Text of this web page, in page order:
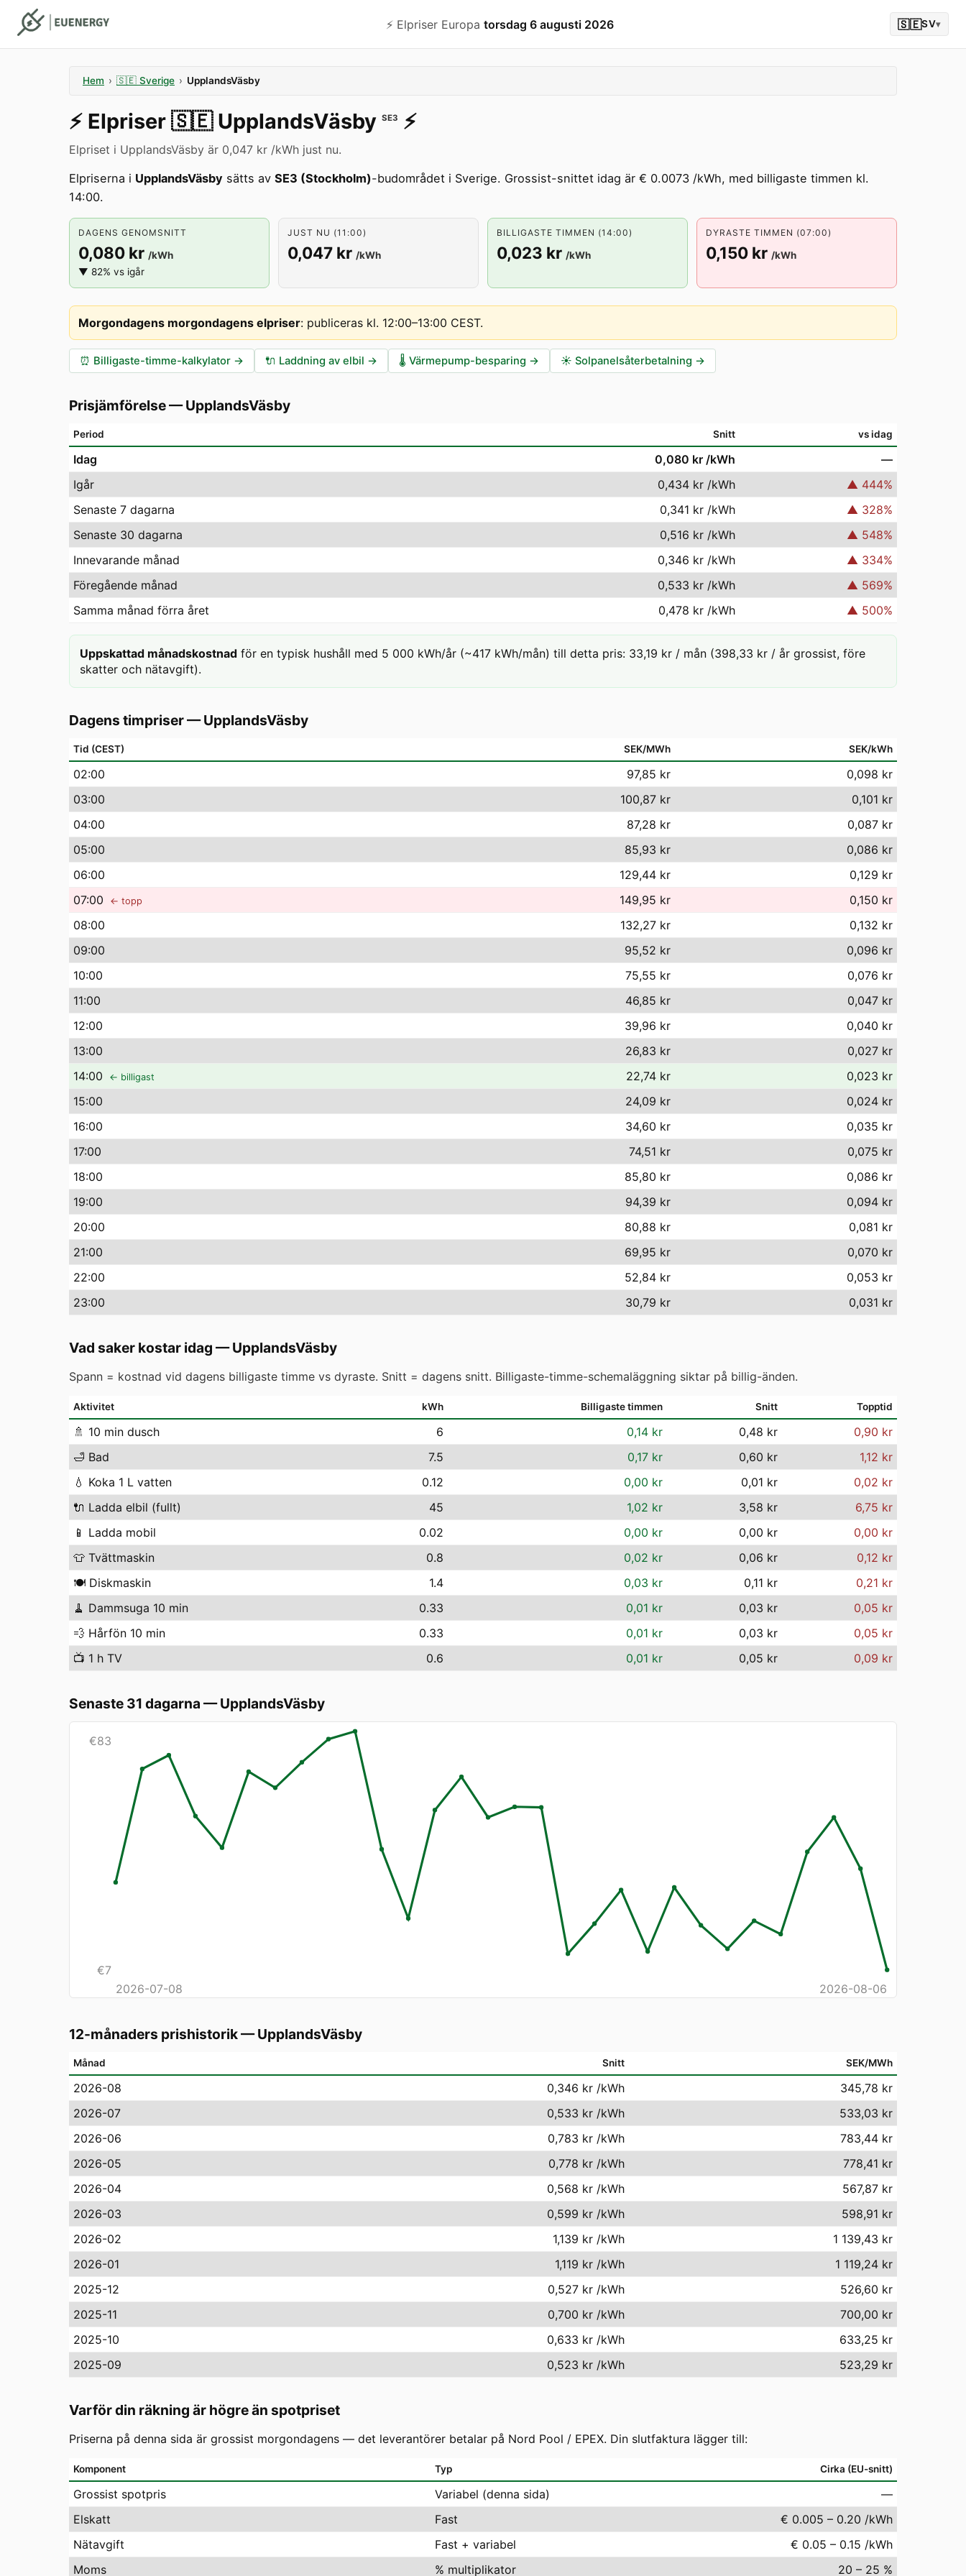
⚡️ Elpriser Europa torsdag 6 augusti 2026 🇸🇪SV▾
Hem › 🇸🇪 Sverige › UpplandsVäsby
⚡️ Elpriser 🇸🇪 UpplandsVäsby SE3 ⚡️
Elpriset i UpplandsVäsby är 0,047 kr /kWh just nu.
Elpriserna i UpplandsVäsby sätts av SE3 (Stockholm)-budområdet i Sverige. Grossist-snittet idag är € 0.0073 /kWh, med billigaste timmen kl.
14:00.
DAGENS GENOMSNITT
0,080 kr /kWh
▼ 82% vs igår
JUST NU (11:00)
0,047 kr /kWh
BILLIGASTE TIMMEN (14:00)
0,023 kr /kWh
DYRASTE TIMMEN (07:00)
0,150 kr /kWh
Morgondagens morgondagens elpriser: publiceras kl. 12:00–13:00 CEST.
⏰ Billigaste-timme-kalkylator → 🔌 Laddning av elbil → 🌡️ Värmepump-besparing → ☀️ Solpanelsåterbetalning →
Prisjämförelse—UpplandsVäsby
Period Snitt vs idag
Idag 0,080 kr /kWh
—
Igår
0,434 kr /kWh ▲ 444%
Senaste 7 dagarna
0,341 kr /kWh ▲ 328%
Senaste 30 dagarna
0,516 kr /kWh ▲ 548%
Innevarande månad
0,346 kr /kWh ▲ 334%
Föregående månad
0,533 kr /kWh ▲ 569%
Samma månad förra året
0,478 kr /kWh ▲ 500%
Uppskattad månadskostnad för en typisk hushåll med 5 000 kWh/år (~417 kWh/mån) till detta pris: 33,19 kr / mån (398,33 kr / år grossist, före
skatter och nätavgift).
Dagens timpriser—UpplandsVäsby
Tid (CEST) SEK/MWh SEK/kWh
02:00 97,85 kr
0,098 kr
03:00 100,87 kr
0,101 kr
04:00 87,28 kr
0,087 kr
05:00 85,93 kr
0,086 kr
06:00 129,44 kr
0,129 kr
07:00 ← topp 149,95 kr
0,150 kr
08:00 132,27 kr
0,132 kr
09:00 95,52 kr
0,096 kr
10:00 75,55 kr
0,076 kr
11:00 46,85 kr
0,047 kr
12:00 39,96 kr
0,040 kr
13:00 26,83 kr
0,027 kr
14:00 ← billigast 22,74 kr
0,023 kr
15:00 24,09 kr
0,024 kr
16:00 34,60 kr
0,035 kr
17:00 74,51 kr
0,075 kr
18:00 85,80 kr
0,086 kr
19:00 94,39 kr
0,094 kr
20:00 80,88 kr
0,081 kr
21:00 69,95 kr
0,070 kr
22:00 52,84 kr
0,053 kr
23:00 30,79 kr 0,031 kr
Vad saker kostar idag —UpplandsVäsby
Spann = kostnad vid dagens billigaste timme vs dyraste. Snitt = dagens snitt. Billigaste-timme-schemaläggning siktar på billig-änden.
Aktivitet kWh Billigaste timmen Snitt Topptid
🚿 10 min dusch 6 0,14 kr 0,48 kr
0,90 kr
🛁 Bad 7.5 0,17 kr 0,60 kr
1,12 kr
💧 Koka 1 L vatten 0.12 0,00 kr 0,01 kr
0,02 kr
🔌 Ladda elbil (fullt) 45 1,02 kr 3,58 kr
6,75 kr
📱 Ladda mobil 0.02 0,00 kr 0,00 kr
0,00 kr
👕 Tvättmaskin 0.8 0,02 kr 0,06 kr
0,12 kr
🍽️ Diskmaskin 1.4 0,03 kr 0,11 kr
0,21 kr
🧹 Dammsuga 10 min 0.33 0,01 kr 0,03 kr
0,05 kr
💨 Hårfön 10 min 0.33 0,01 kr 0,03 kr
0,05 kr
📺 1 h TV 0.6 0,01 kr 0,05 kr 0,09 kr
Senaste 31 dagarna —UpplandsVäsby
€83
€7
2026-07-08
2026-08-06
12-månaders prishistorik—UpplandsVäsby
Månad Snitt SEK/MWh
2026-08 0,346 kr /kWh
345,78 kr
2026-07
0,533 kr /kWh
533,03 kr
2026-06
0,783 kr /kWh
783,44 kr
2026-05
0,778 kr /kWh
778,41 kr
2026-04
0,568 kr /kWh
567,87 kr
2026-03
0,599 kr /kWh
598,91 kr
2026-02
1,139 kr /kWh
1 139,43 kr
2026-01
1,119 kr /kWh
1 119,24 kr
2025-12
0,527 kr /kWh
526,60 kr
2025-11
0,700 kr /kWh
700,00 kr
2025-10
0,633 kr /kWh
633,25 kr
2025-09
0,523 kr /kWh 523,29 kr
Varför din räkning är högre än spotpriset
Priserna på denna sida är grossist morgondagens — det leverantörer betalar på Nord Pool / EPEX. Din slutfaktura lägger till:
Komponent Typ Cirka (EU-snitt)
Grossist spotpris Variabel (denna sida)
—
Elskatt
Fast
€ 0.005 – 0.20 /kWh
Nätavgift
Fast + variabel
€ 0.05 – 0.15 /kWh
Moms
% multiplikator 20 – 25 %